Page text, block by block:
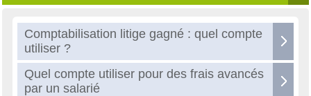
Comptabilisation litige gagné : quel compte
utiliser ?
Quel compte utiliser pour des frais avancés
par un salarié